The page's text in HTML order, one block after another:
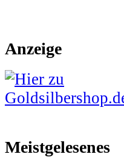
Anzeige
Meistgelesenes